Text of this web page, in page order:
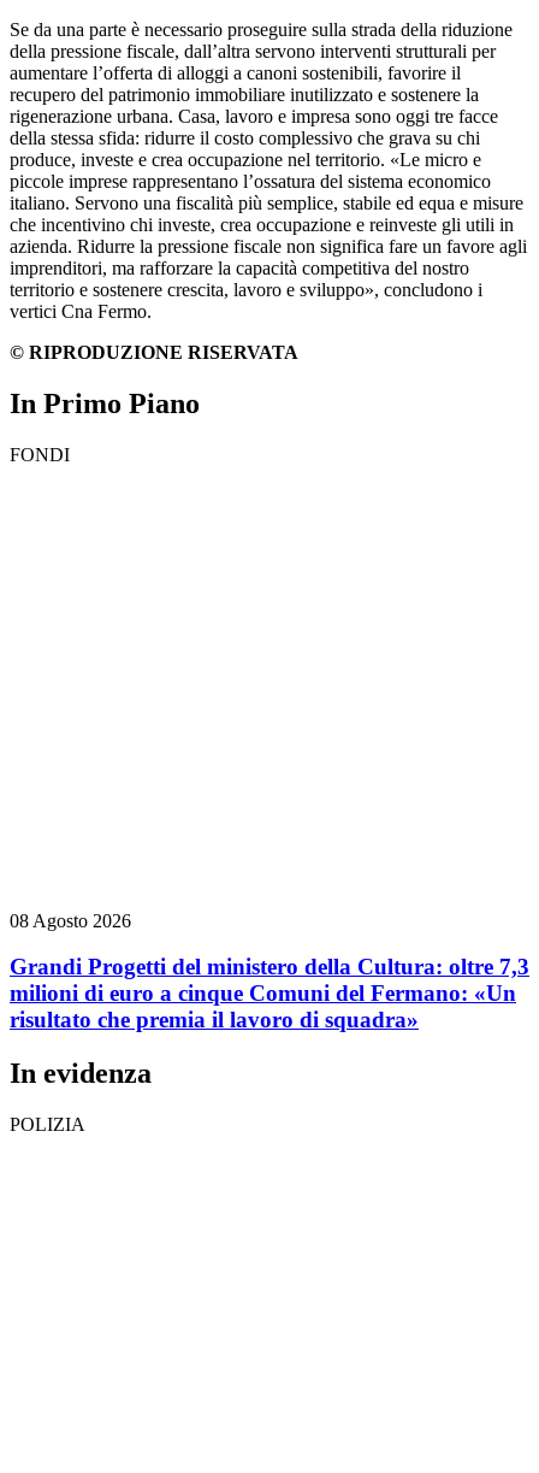
Se da una parte è necessario proseguire sulla strada della riduzione
della pressione fiscale, dall’altra servono interventi strutturali per
aumentare l’offerta di alloggi a canoni sostenibili, favorire il
recupero del patrimonio immobiliare inutilizzato e sostenere la
rigenerazione urbana. Casa, lavoro e impresa sono oggi tre facce
della stessa sfida: ridurre il costo complessivo che grava su chi
produce, investe e crea occupazione nel territorio. «Le micro e
piccole imprese rappresentano l’ossatura del sistema economico
italiano. Servono una fiscalità più semplice, stabile ed equa e misure
che incentivino chi investe, crea occupazione e reinveste gli utili in
azienda. Ridurre la pressione fiscale non significa fare un favore agli
imprenditori, ma rafforzare la capacità competitiva del nostro
territorio e sostenere crescita, lavoro e sviluppo», concludono i
vertici Cna Fermo.
© RIPRODUZIONE RISERVATA
In Primo Piano
FONDI
08 Agosto 2026
Grandi Progetti del ministero della Cultura: oltre 7,3
milioni di euro a cinque Comuni del Fermano: «Un
risultato che premia il lavoro di squadra»
In evidenza
POLIZIA